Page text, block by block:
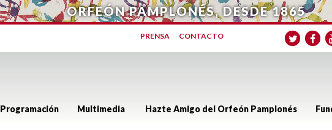
ORFEÓN PAMPLONÉS, DESDE 1865
PRENSA CONTACTO
Programación Multimedia Hazte Amigo del Orfeón Pamplonés